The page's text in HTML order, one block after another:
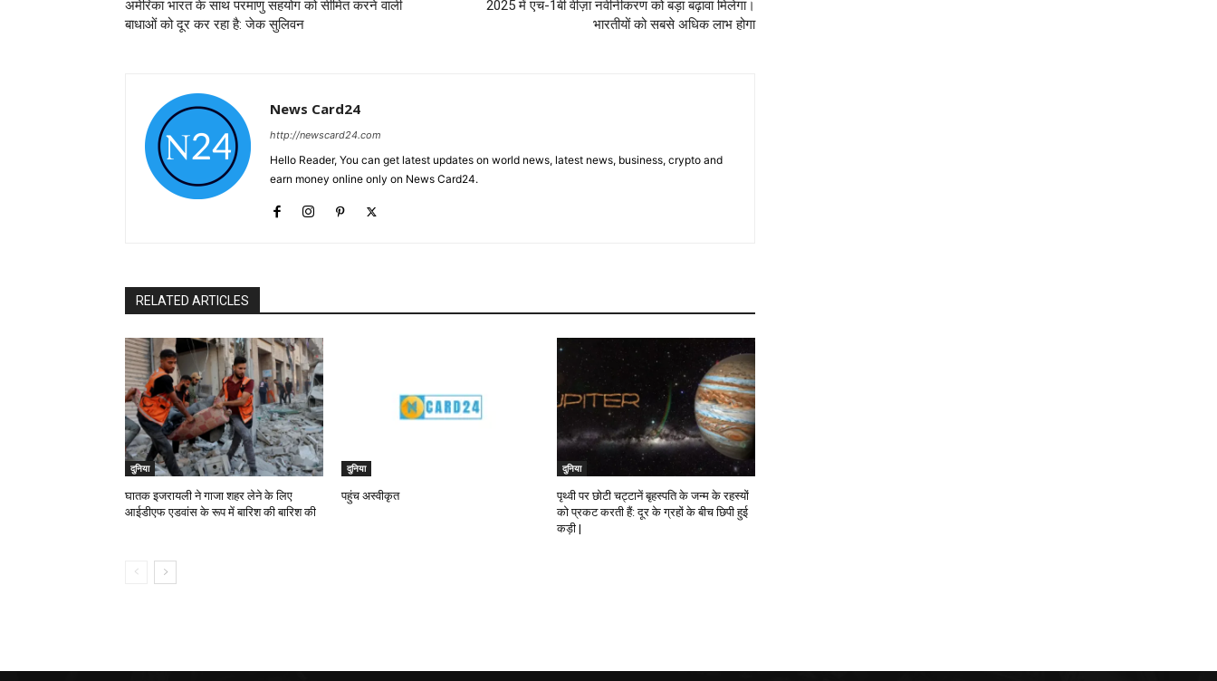
अमेरिका भारत के साथ परमाणु सहयोग को सीमित करने वाली
बाधाओं को दूर कर रहा है: जेक सुलिवन
2025 में एच-1बी वीज़ा नवीनीकरण को बड़ा बढ़ावा मिलेगा।
भारतीयों को सबसे अधिक लाभ होगा
News Card24
http://newscard24.com
Hello Reader, You can get latest updates on world news, latest news, business, crypto and
earn money online only on News Card24.
RELATED ARTICLES
दुनिया
घातक इजरायली ने गाजा शहर लेने के लिए
आईडीएफ एडवांस के रूप में बारिश की बारिश की
दुनिया
पहुंच अस्वीकृत
दुनिया
पृथ्वी पर छोटी चट्टानें बृहस्पति के जन्म के रहस्यों
को प्रकट करती हैं: दूर के ग्रहों के बीच छिपी हुई
कड़ी |